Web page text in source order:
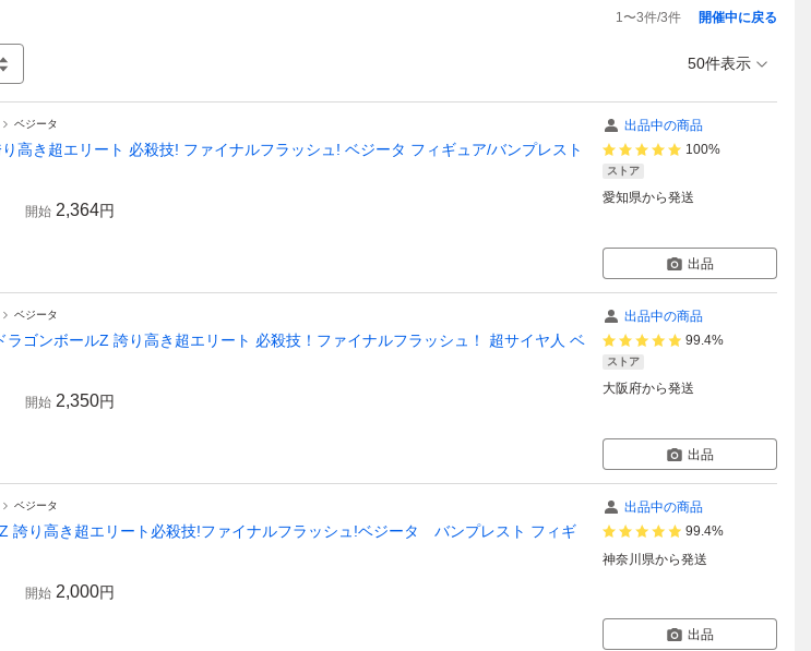
1〜3件/3件 開催中に戻る
50件表示
ベジータ
高き超エリート 必殺技! ファイナルフラッシュ! ベジータ フィギュア/バンプレスト
開始 2,364円
出品中の商品
100%
ストア
愛知県から発送
出品
ベジータ
ラゴンボールZ 誇り高き超エリート 必殺技！ファイナルフラッシュ！ 超サイヤ人 ベ
開始 2,350円
出品中の商品
99.4%
ストア
大阪府から発送
出品
ベジータ
Z 誇り高き超エリート必殺技!ファイナルフラッシュ!ベジータ バンプレスト フィギ
開始 2,000円
出品中の商品
99.4%
神奈川県から発送
出品